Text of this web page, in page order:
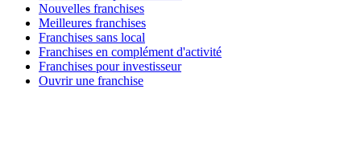
Nouvelles franchises
Meilleures franchises
Franchises sans local
Franchises en complément d'activité
Franchises pour investisseur
Ouvrir une franchise